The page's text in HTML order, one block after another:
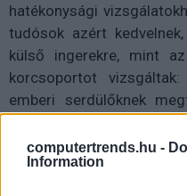
computertrends.hu -
Information
hatékonysági
tudósok azért
külső ingerekre, mint
korcsoportot
emberi serdülőknek
patkányokat (65
Mindegyiküket öt héten